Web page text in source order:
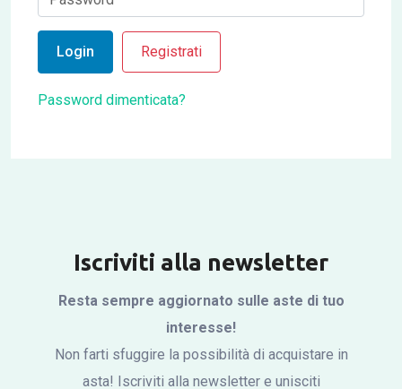
Login Registrati
Password dimenticata?
Iscriviti alla newsletter
Resta sempre aggiornato sulle aste di tuo
interesse!
Non farti sfuggire la possibilità di acquistare in
asta! Iscriviti alla newsletter e unisciti